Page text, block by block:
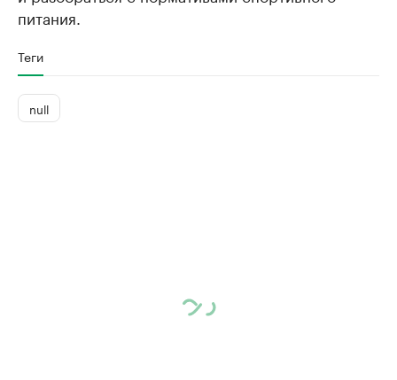
питания.
Теги
null